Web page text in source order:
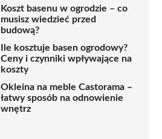
Koszt basenu w ogrodzie – co
musisz wiedzieć przed
budową?
Ile kosztuje basen ogrodowy?
Ceny i czynniki wpływające na
koszty
Okleina na meble Castorama –
łatwy sposób na odnowienie
wnętrz